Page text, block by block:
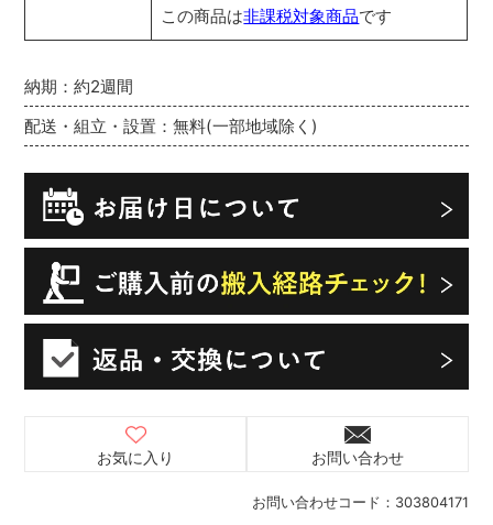
お問い合わせコード： 303804171
納期：約2週間
配送・組立・設置：無料(一部地域除く)
お気に入り お問い合わせ
この商品は非課税対象商品です